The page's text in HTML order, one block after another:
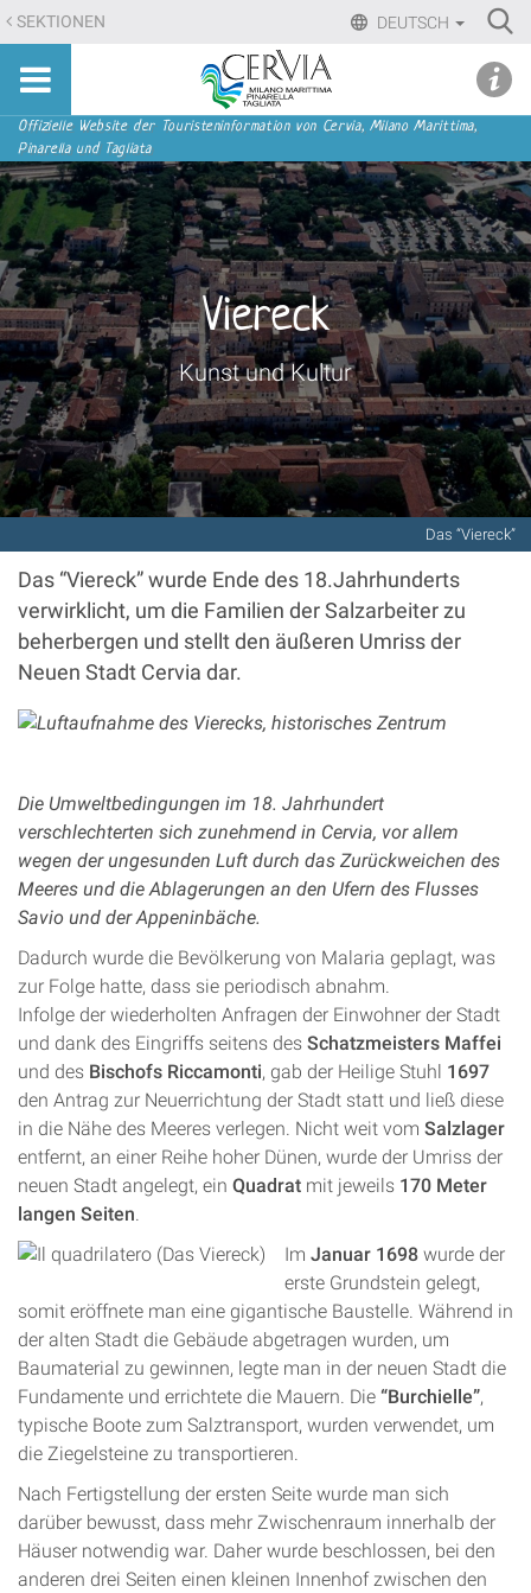
Direkt
zum
Inhalt
Direkt
zur
Navigation
DEUTSCH
SEKTIONEN
Sito
turistico
ufficiale
Cervia,
Milano
Marittima,
Pinarella,
Tagliata
Sektionen
Offizielle Website der Touristeninformation von Cervia, Milano Marittima,
Pinarella und Tagliata
Das “Viereck”
Viereck
Kunst und Kultur
Das “Viereck” wurde Ende des 18.Jahrhunderts
verwirklicht, um die Familien der Salzarbeiter zu
beherbergen und stellt den äußeren Umriss der
Neuen Stadt Cervia dar.
Die Umweltbedingungen im 18. Jahrhundert
verschlechterten sich zunehmend in Cervia, vor allem
wegen der ungesunden Luft durch das Zurückweichen des
Meeres und die Ablagerungen an den Ufern des Flusses
Savio und der Appeninbäche.
Dadurch wurde die Bevölkerung von Malaria geplagt, was
zur Folge hatte, dass sie periodisch abnahm.
Infolge der wiederholten Anfragen der Einwohner der Stadt
und dank des Eingriffs seitens des Schatzmeisters Maffei
und des Bischofs Riccamonti, gab der Heilige Stuhl 1697
den Antrag zur Neuerrichtung der Stadt statt und ließ diese
in die Nähe des Meeres verlegen. Nicht weit vom Salzlager
entfernt, an einer Reihe hoher Dünen, wurde der Umriss der
neuen Stadt angelegt, ein Quadrat mit jeweils 170 Meter
langen Seiten.
Im Januar 1698 wurde der
erste Grundstein gelegt,
somit eröffnete man eine gigantische Baustelle. Während in
der alten Stadt die Gebäude abgetragen wurden, um
Baumaterial zu gewinnen, legte man in der neuen Stadt die
Fundamente und errichtete die Mauern. Die “Burchielle”,
typische Boote zum Salztransport, wurden verwendet, um
die Ziegelsteine zu transportieren.
Nach Fertigstellung der ersten Seite wurde man sich
darüber bewusst, dass mehr Zwischenraum innerhalb der
Häuser notwendig war. Daher wurde beschlossen, bei den
anderen drei Seiten einen kleinen Innenhof zwischen den
menu